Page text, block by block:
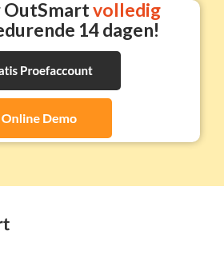
OutSmartvolledig
14 dagen!